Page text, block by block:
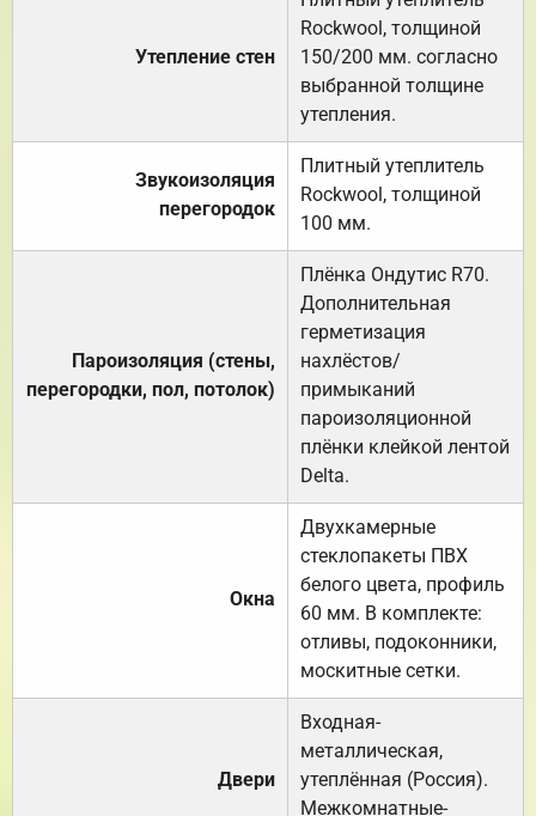
Утепление стен
Rockwool, толщиной
150/200 мм. согласно
выбранной толщине
утепления.
Звукоизоляция
перегородок
Плитный утеплитель
Rockwool, толщиной
100 мм.
Пароизоляция (стены,
перегородки, пол, потолок)
Плёнка Ондутис R70.
Дополнительная
герметизация
нахлёстов/
примыканий
пароизоляционной
плёнки клейкой лентой
Delta.
Окна
Двухкамерные
стеклопакеты ПВХ
белого цвета, профиль
60 мм. В комплекте:
отливы, подоконники,
москитные сетки.
Двери
Входная-
металлическая,
утеплённая (Россия).
Межкомнатные-